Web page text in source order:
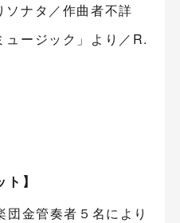
ソナタ／作曲者不詳
ュージック」より／R.
】
団金管奏者５名により